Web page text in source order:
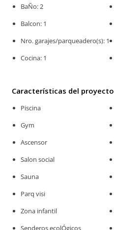
BaÑo: 2
Balcon: 1
Nro. garajes/parqueadero(s): 1
Cocina: 1
Características del proyecto
Piscina
Gym
Ascensor
Salon social
Sauna
Parq visi
Zona infantil
Senderos ecolÓgicos